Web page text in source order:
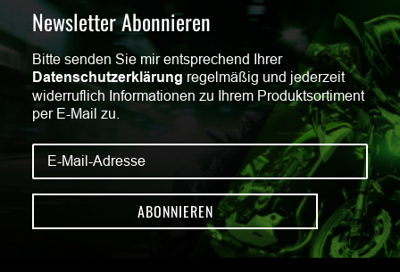
Newsletter Abonnieren
Bitte senden Sie mir entsprechend Ihrer
Datenschutzerklärung regelmäßig und jederzeit
widerruflich Informationen zu Ihrem Produktsortiment
per E-Mail zu.
ABONNIEREN